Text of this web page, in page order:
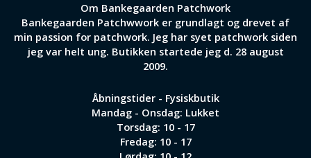
Om Bankegaarden Patchwork
Bankegaarden Patchwwork er grundlagt og drevet af
min passion for patchwork. Jeg har syet patchwork siden
jeg var helt ung. Butikken startede jeg d. 28 august
2009.
Åbningstider - Fysiskbutik
Mandag - Onsdag: Lukket
Torsdag: 10 - 17
Fredag: 10 - 17